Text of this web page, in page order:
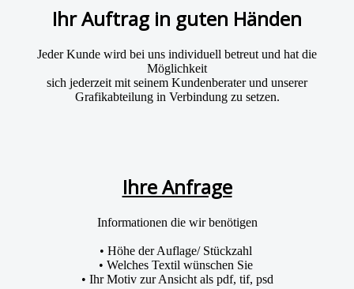
Ihr Auftrag in guten Händen
Jeder Kunde wird bei uns individuell betreut und hat die
Möglichkeit
sich jederzeit mit seinem Kundenberater und unserer
Grafikabteilung in Verbindung zu setzen.
Ihre Anfrage
Informationen die wir benötigen
• Höhe der Auflage/ Stückzahl
• Welches Textil wünschen Sie
• Ihr Motiv zur Ansicht als pdf, tif, psd